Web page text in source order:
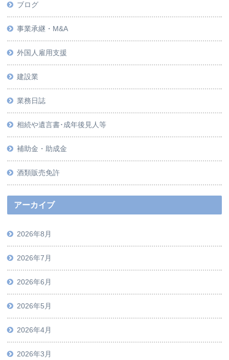
ブログ
事業承継・M&A
外国人雇用支援
建設業
業務日誌
相続や遺言書･成年後見人等
補助金・助成金
酒類販売免許
アーカイブ
2026年8月
2026年7月
2026年6月
2026年5月
2026年4月
2026年3月